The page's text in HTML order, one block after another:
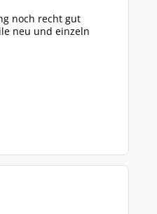
noch recht gut
neu und einzeln